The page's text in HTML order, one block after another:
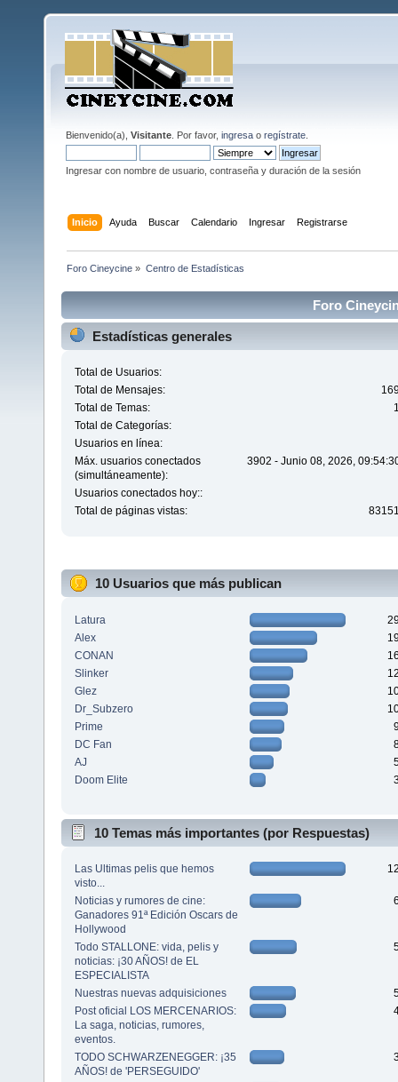
Bienvenido(a), Visitante . Por favor, ingresa o regístrate
Ingresar con nombre de usuario, contraseña y duración de la sesión
Inicio Ayuda Buscar Calendario Ingresar Registrarse
Foro Cineycine » Centro de Estadísticas
Foro
Estadísticas generales
Total de Usuarios:
Total de Mensajes:
Total de Temas:
Total de Categorías:
Usuarios en línea:
Máx. usuarios conectados
(simultáneamente):
3902 - Junio 08, 2026,
Usuarios conectados hoy::
Total de páginas vistas:
10 Usuarios que más publican
Latura
Alex
CONAN
Slinker
Glez
Dr_Subzero
Prime
DC Fan
AJ
Doom Elite
10 Temas más importantes (por Respuestas)
Las Ultimas pelis que hemos
visto...
Noticias y rumores de cine:
Ganadores 91ª Edición Oscars de
Hollywood
Todo STALLONE: vida, pelis y
noticias: ¡30 AÑOS! de EL
ESPECIALISTA
Nuestras nuevas adquisiciones
Post oficial LOS MERCENARIOS:
La saga, noticias, rumores,
eventos.
TODO SCHWARZENEGGER: ¡35
AÑOS! de 'PERSEGUIDO'